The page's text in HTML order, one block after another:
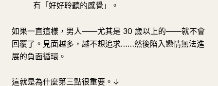
有「好好聆聽的感覺」。
如果一直這樣，男人——尤其是 30 歲以上的——就不會
回覆了。見面越多，越不想追求……然後陷入戀情無法進
展的負面循環。
這就是為什麼第三點很重要。↓